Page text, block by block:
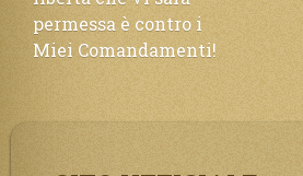
permessa è contro i
Miei Comandamenti!